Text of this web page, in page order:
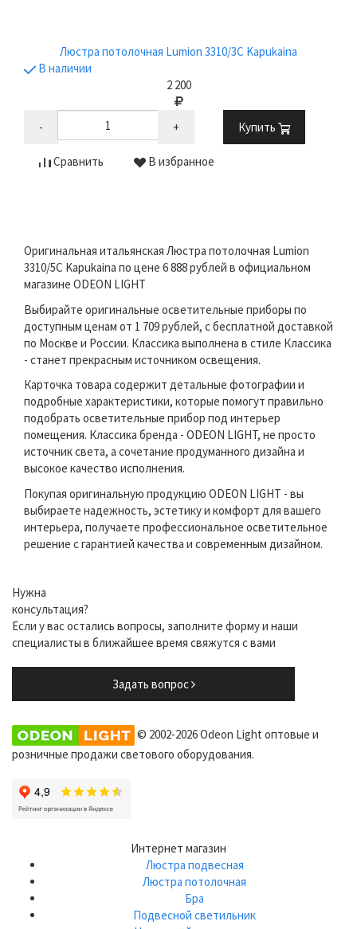
Люстра потолочная Lumion 3310/3C Kapukaina
В наличии
2 200
- + Купить
Сравнить В избранное
Оригинальная итальянская Люстра потолочная Lumion
3310/5C Kapukaina по цене 6 888 рублей в официальном
магазине ODEON LIGHT
Выбирайте оригинальные осветительные приборы по
доступным ценам от 1 709 рублей, с бесплатной доставкой
по Москве и России. Классика выполнена в стиле Классика
- станет прекрасным источником освещения.
Карточка товара содержит детальные фотографии и
подробные характеристики, которые помогут правильно
подобрать осветительные прибор под интерьер
помещения. Классика бренда - ODEON LIGHT, не просто
источник света, а сочетание продуманного дизайна и
высокое качество исполнения.
Покупая оригинальную продукцию ODEON LIGHT - вы
выбираете надежность, эстетику и комфорт для вашего
интерьера, получаете профессиональное осветительное
решение с гарантией качества и современным дизайном.
Нужна
консультация?
Если у вас остались вопросы, заполните форму и наши
специалисты в ближайшее время свяжутся с вами
Задать вопрос
© 2002-2026 Odeon Light оптовые и
розничные продажи светового оборудования.
Интернет магазин
Люстра подвесная
Люстра потолочная
Бра
Подвесной светильник